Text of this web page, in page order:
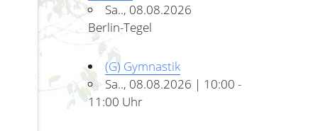
Sa.., 08.08.2026
Berlin-Tegel
(G) Gymnastik
Sa.., 08.08.2026 | 10:00 -
11:00 Uhr